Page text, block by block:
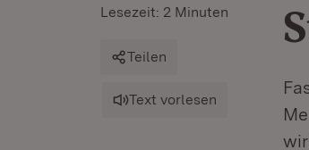
Lesezeit: 2 Minuten
Teilen
Text vorlesen